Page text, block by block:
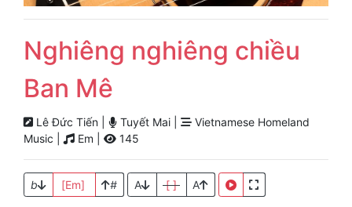
Nghiêng nghiêng chiều
Ban Mê
Lê Đức Tiến | Tuyết Mai |
Vietnamese Homeland
Music |
Em | 145
b [Em] # A [ ] A